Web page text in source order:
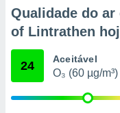
qual se
tal,
seu
ou opor-
na
Qualidade do ar
of Lintrathen
24 Aceitável
O₃ (60 µg/m³)